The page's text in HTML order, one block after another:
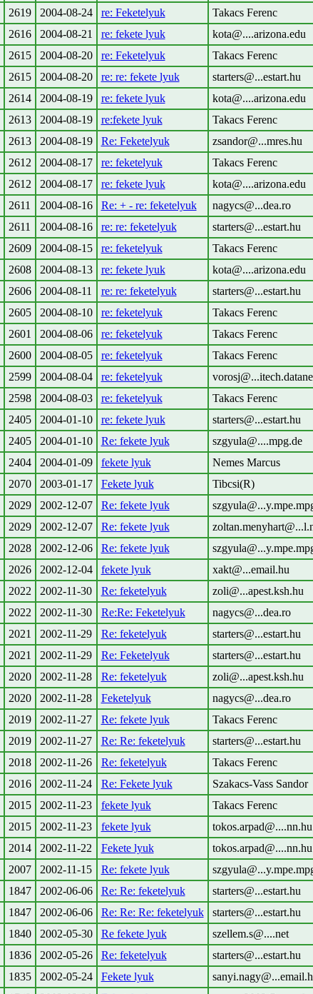
2619 2004-08-24 re: Feketelyuk
Takacs Ferenc
2616 2004-08-21 re: fekete lyuk
kota@....arizona.edu
2615 2004-08-20 re: Feketelyuk
Takacs Ferenc
2615 2004-08-20 re: re: fekete lyuk
starters@...estart.hu
2614 2004-08-19 re: fekete lyuk
kota@....arizona.edu
2613 2004-08-19 re:fekete lyuk
Takacs Ferenc
2613 2004-08-19 Re: Feketelyuk
zsandor@...mres.hu
2612 2004-08-17 re: feketelyuk
Takacs Ferenc
2612 2004-08-17 re: fekete lyuk
kota@....arizona.edu
2611 2004-08-16 Re: + - re: feketelyuk
nagycs@...dea.ro
2611 2004-08-16 re: re: feketelyuk
starters@...estart.hu
2609 2004-08-15 re: feketelyuk
Takacs Ferenc
2608 2004-08-13 re: fekete lyuk
kota@....arizona.edu
2606 2004-08-11 re: re: feketelyuk
starters@...estart.hu
2605 2004-08-10 re: feketelyuk
Takacs Ferenc
2601 2004-08-06 re: feketelyuk
Takacs Ferenc
2600 2004-08-05 re: feketelyuk
Takacs Ferenc
2599 2004-08-04 re: feketelyuk
2598 2004-08-03 re: feketelyuk
Takacs Ferenc
2405 2004-01-10 re: fekete lyuk
starters@...estart.hu
2405 2004-01-10 Re: fekete lyuk
szgyula@....mpg.de
2404 2004-01-09 fekete lyuk
Nemes Marcus
2070 2003-01-17 Fekete lyuk
Tibcsi(R)
2029 2002-12-07 Re: fekete lyuk
2029 2002-12-07 Re: fekete lyuk
2028 2002-12-06 Re: fekete lyuk
2026 2002-12-04 fekete lyuk
xakt@...email.hu
2022 2002-11-30 Re: feketelyuk
zoli@...apest.ksh.hu
2022 2002-11-30 Re:Re: Feketelyuk
nagycs@...dea.ro
2021 2002-11-29 Re: feketelyuk
starters@...estart.hu
2021 2002-11-29 Re: Feketelyuk
starters@...estart.hu
2020 2002-11-28 Re: feketelyuk
zoli@...apest.ksh.hu
2020 2002-11-28 Feketelyuk
nagycs@...dea.ro
2019 2002-11-27 Re: fekete lyuk
Takacs Ferenc
2019 2002-11-27 Re: Re: feketelyuk
starters@...estart.hu
2018 2002-11-26 Re: feketelyuk
Takacs Ferenc
2016 2002-11-24 Re: Fekete lyuk
Szakacs-Vass Sandor
2015 2002-11-23 fekete lyuk
Takacs Ferenc
2015 2002-11-23 fekete lyuk
tokos.arpad@....nn.hu
2014 2002-11-22 Fekete lyuk
tokos.arpad@....nn.hu
2007 2002-11-15 Re: fekete lyuk
1847 2002-06-06 Re: Re: feketelyuk
starters@...estart.hu
1847 2002-06-06 Re: Re: Re: feketelyuk
starters@...estart.hu
1840 2002-05-30 Re fekete lyuk
szellem.s@....net
1836 2002-05-26 Re: feketelyuk
starters@...estart.hu
1835 2002-05-24 Fekete lyuk